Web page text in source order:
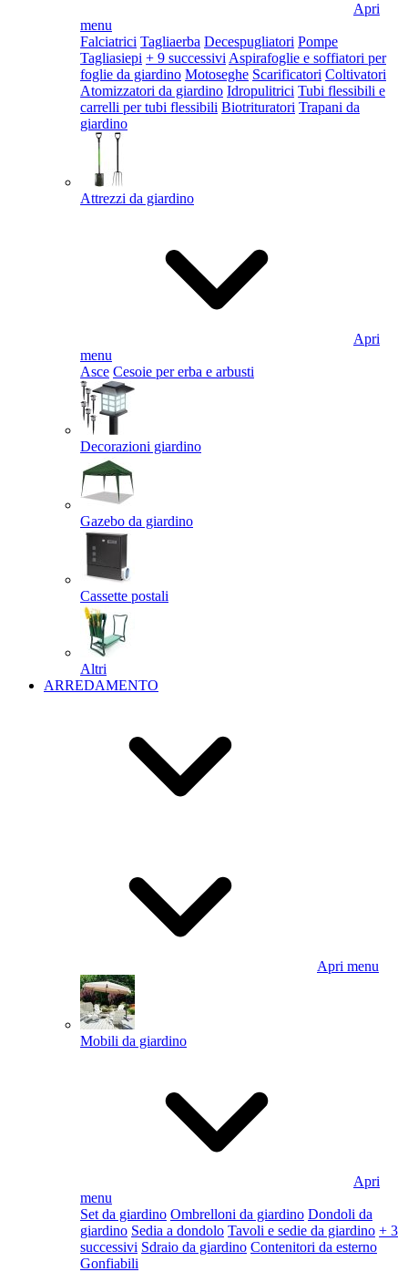
Apri
menu
Falciatrici Tagliaerba Decespugliatori Pompe
Tagliasiepi + 9 successivi Aspirafoglie e soffiatori per
foglie da giardino Motoseghe Scarificatori Coltivatori
Atomizzatori da giardino Idropulitrici Tubi flessibili e
carrelli per tubi flessibili Biotrituratori Trapani da
giardino
Attrezzi da giardino
Apri
menu
Asce Cesoie per erba e arbusti
Decorazioni giardino
Gazebo da giardino
Cassette postali
Altri
ARREDAMENTO
Apri menu
Mobili da giardino
Apri
menu
Set da giardino Ombrelloni da giardino Dondoli da
giardino Sedia a dondolo Tavoli e sedie da giardino + 3
successivi Sdraio da giardino Contenitori da esterno
Gonfiabili